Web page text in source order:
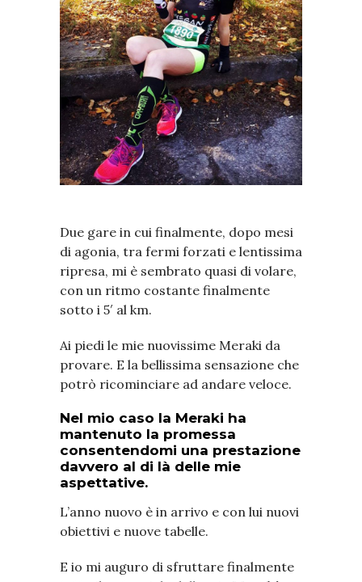
Due gare in cui finalmente, dopo mesi
di agonia, tra fermi forzati e lentissima
ripresa, mi è sembrato quasi di volare,
con un ritmo costante finalmente
sotto i 5′ al km.
Ai piedi le mie nuovissime Meraki da
provare. E la bellissima sensazione che
potrò ricominciare ad andare veloce.
Nel mio caso la Meraki ha
mantenuto la promessa
consentendomi una prestazione
davvero al di là delle mie
aspettative.
L’anno nuovo è in arrivo e con lui nuovi
obiettivi e nuove tabelle.
E io mi auguro di sfruttare finalmente